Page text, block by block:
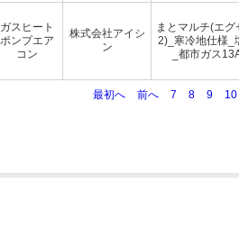
ガスヒート
ポンプエア
コン
株式会社アイシ
ン
まとマルチ(エグ
2)_寒冷地仕様_
_都市ガス
最初へ 前へ 7 8 9 10